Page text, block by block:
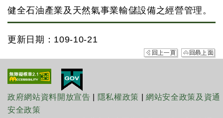
健全石油產業及天然氣事業輸儲設備之經營管理。
更新日期：109-10-21
政府網站資料開放宣告 隱私權政策 |網站安全政策及資通
安全政策